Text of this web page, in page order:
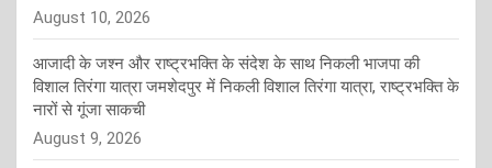
August 10, 2026
आजादी के जश्न और राष्ट्रभक्ति के संदेश के साथ निकली भाजपा की
विशाल तिरंगा यात्रा जमशेदपुर में निकली विशाल तिरंगा यात्रा, राष्ट्रभक्ति के
नारों से गूंजा साकची
August 9, 2026